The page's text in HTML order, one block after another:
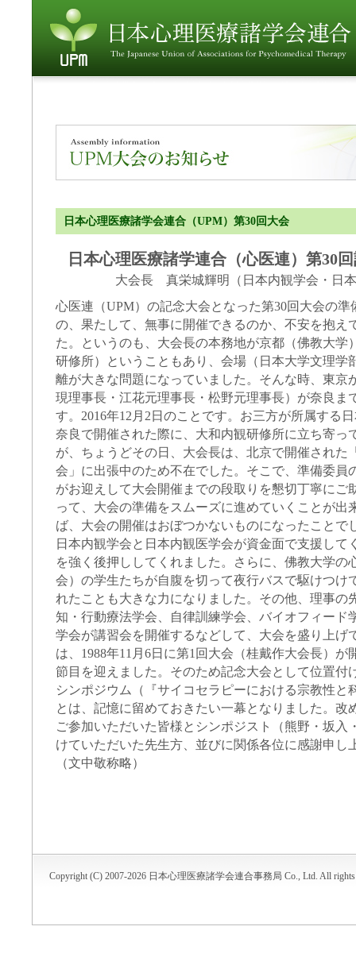
日本心理医療諸学会連合（UPM）第30回大会
日本心理医療諸学連合（心医連）第30
大会長 真栄城輝明（日本内観学会・日
心医連（UPM）の記念大会となった第30回大会の
の、果たして、無事に開催できるのか、不安を抱え
た。というのも、大会長の本務地が京都（佛教大学
研修所）ということもあり、会場（日本大学文理学
離が大きな問題になっていました。そんな時、東京
現理事長・江花元理事長・松野元理事長）が奈良ま
す。2016年12月2日のことです。お三方が所属する
奈良で開催された際に、大和内観研修所に立ち寄っ
が、ちょうどその日、大会長は、北京で開催された
会」に出張中のため不在でした。そこで、準備委員
がお迎えして大会開催までの段取りを懇切丁寧にご
って、大会の準備をスムーズに進めていくことが出
ば、大会の開催はおぼつかないものになったことで
日本内観学会と日本内観医学会が資金面で支援して
を強く後押ししてくれました。さらに、佛教大学の
会）の学生たちが自腹を切って夜行バスで駆けつけ
れたことも大きな力になりました。その他、理事の
知・行動療法学会、自律訓練学会、バイオフィード
学会が講習会を開催するなどして、大会を盛り上げ
は、1988年11月6日に第1回大会（桂戴作大会長）が
節目を迎えました。そのため記念大会として位置付
シンポジウム（『サイコセラピーにおける宗教性と
とは、記憶に留めておきたい一幕となりました。改
ご参加いただいた皆様とシンポジスト（熊野・坂入
けていただいた先生方、並びに関係各位に感謝申し
（文中敬称略）
Copyright (C) 2007-2026 日本心理医療諸学会連合事務局 Co., Ltd. All rights